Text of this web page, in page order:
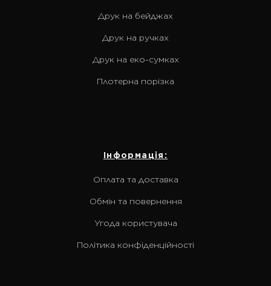
Друк на бейджах
Друк на ручках
Друк на еко-сумках
Плотерна порізка
Інформація:
Оплата та доставка
Обмін та повернення
Угода користувача
Політика конфіденційності